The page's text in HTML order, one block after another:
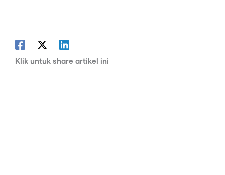
Klik untuk share artikel ini